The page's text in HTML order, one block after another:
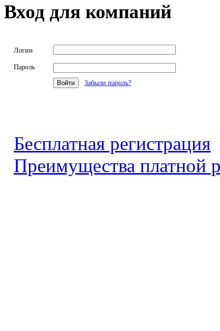
Вход для компаний
Логин
Пароль
Забыли пароль?
Бесплатная регистрация
Преимущества платной